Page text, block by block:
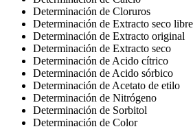
Determinación de Cloruros
Determinación de Extracto seco libre
Determinación de Extracto original
Determinación de Extracto seco
Determinación de Acido cítrico
Determinación de Acido sórbico
Determinación de Acetato de etilo
Determinación de Nitrógeno
Determinación de Sorbitol
Determinación de Color